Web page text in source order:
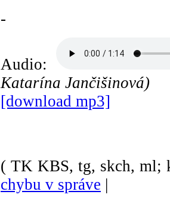
-
Audio:
Katarína Jančišinová)
[download mp3]
( TK KBS, tg, skch, ml;
chybu v správe |